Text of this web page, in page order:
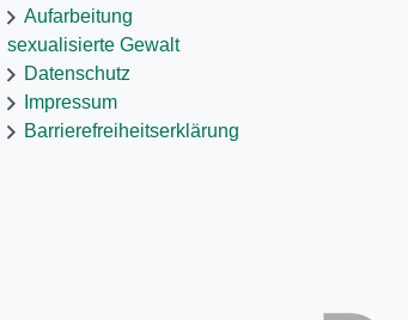
Aufarbeitung
sexualisierte Gewalt
Datenschutz
Impressum
Barrierefreiheitserklärung